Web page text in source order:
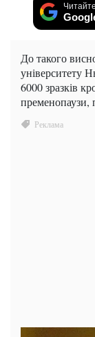
До такого
університету
6000 зразків